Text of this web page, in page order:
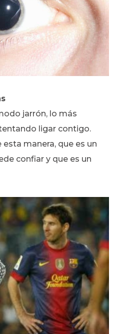
jarrón, lo más
ligar contigo.
manera, que es un
confiar y que es un